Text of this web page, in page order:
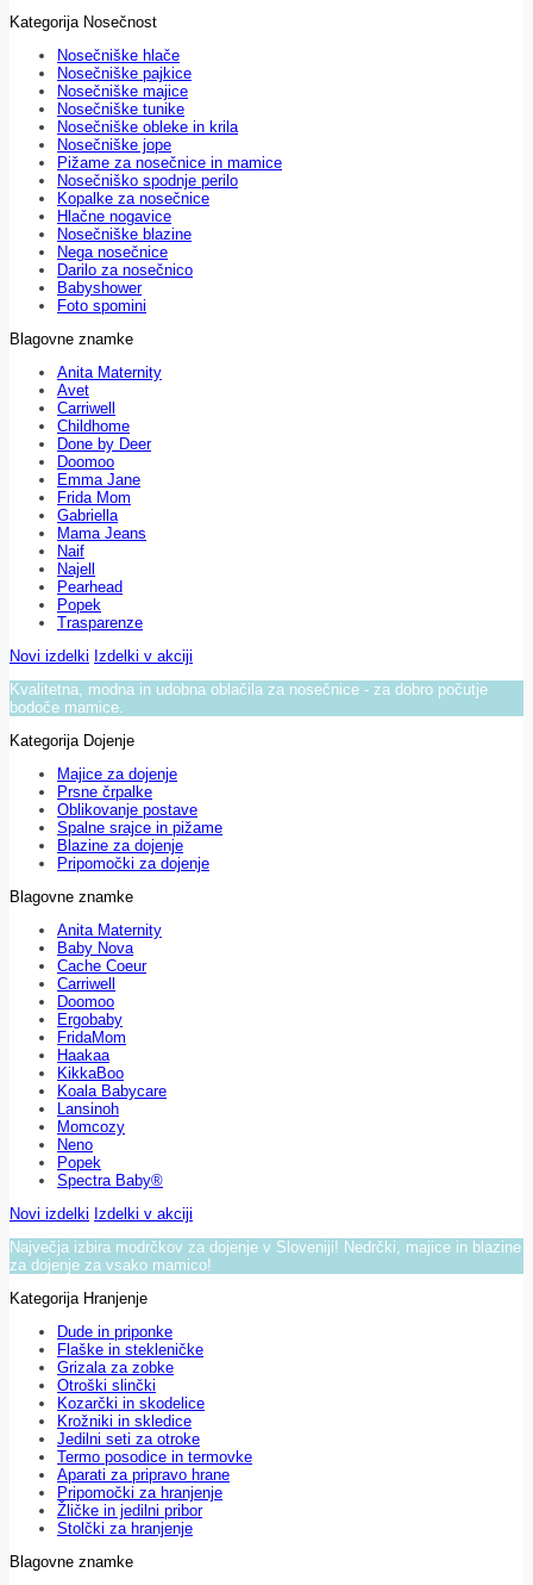
Kategorija Nosečnost
Nosečniške hlače
Nosečniške pajkice
Nosečniške majice
Nosečniške tunike
Nosečniške obleke in krila
Nosečniške jope
Pižame za nosečnice in mamice
Nosečniško spodnje perilo
Kopalke za nosečnice
Hlačne nogavice
Nosečniške blazine
Nega nosečnice
Darilo za nosečnico
Babyshower
Foto spomini
Blagovne znamke
Anita Maternity
Avet
Carriwell
Childhome
Done by Deer
Doomoo
Emma Jane
Frida Mom
Gabriella
Mama Jeans
Naif
Najell
Pearhead
Popek
Trasparenze
Novi izdelki Izdelki v akciji
Kvalitetna, modna in udobna oblačila za nosečnice - za dobro počutje
bodoče mamice.
Kategorija Dojenje
Majice za dojenje
Prsne črpalke
Oblikovanje postave
Spalne srajce in pižame
Blazine za dojenje
Pripomočki za dojenje
Blagovne znamke
Anita Maternity
Baby Nova
Cache Coeur
Carriwell
Doomoo
Ergobaby
FridaMom
Haakaa
KikkaBoo
Koala Babycare
Lansinoh
Momcozy
Neno
Popek
Spectra Baby®
Novi izdelki Izdelki v akciji
Največja izbira modrčkov za dojenje v Sloveniji! Nedrčki, majice in blazine
za dojenje za vsako mamico!
Kategorija Hranjenje
Dude in priponke
Flaške in stekleničke
Grizala za zobke
Otroški slinčki
Kozarčki in skodelice
Krožniki in skledice
Jedilni seti za otroke
Termo posodice in termovke
Aparati za pripravo hrane
Pripomočki za hranjenje
Žličke in jedilni pribor
Stolčki za hranjenje
Blagovne znamke